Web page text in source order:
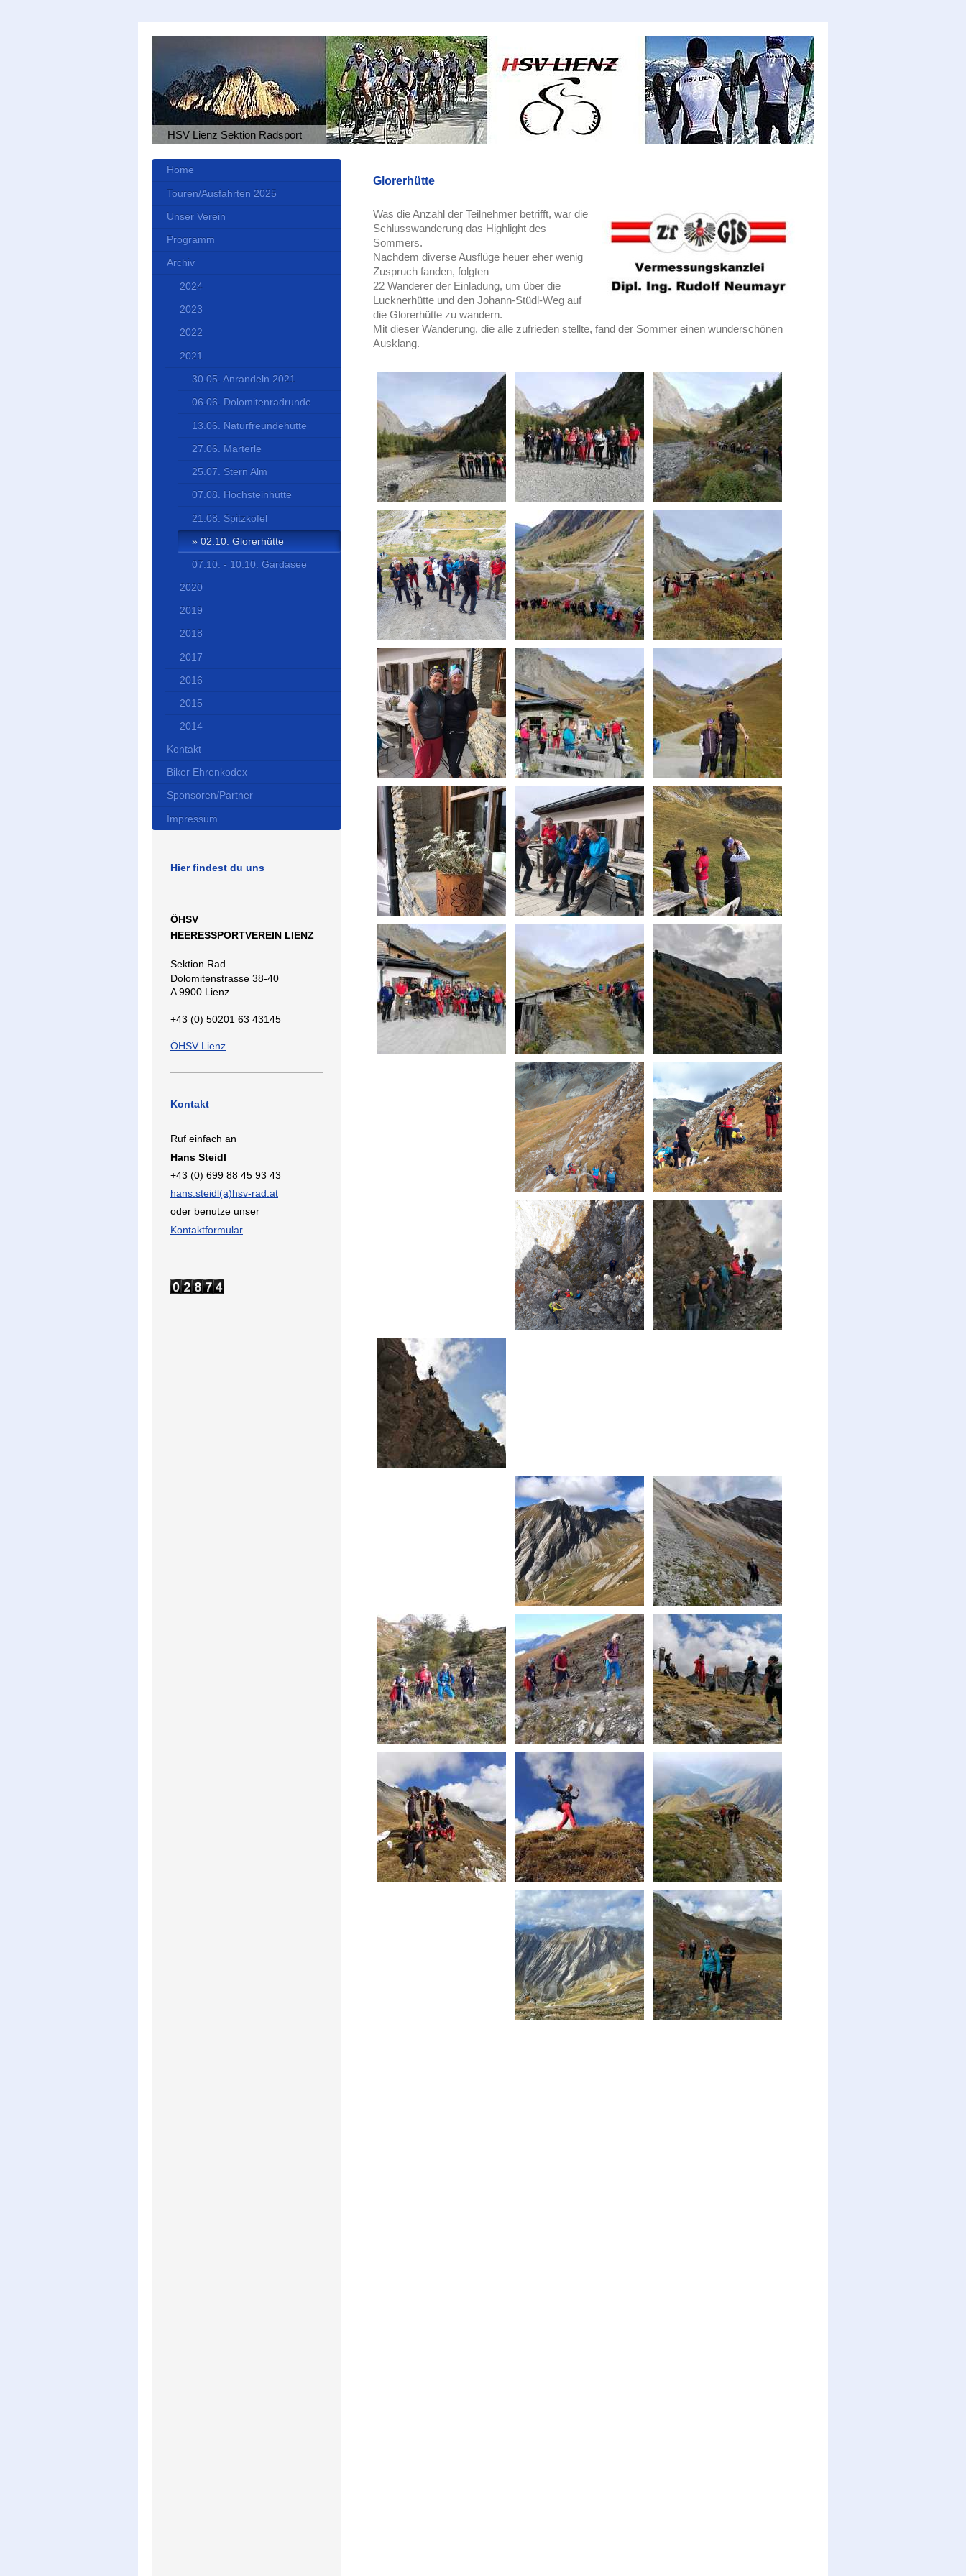
HSV Lienz Sektion Radsport
Glorerhütte
Was die Anzahl der Teilnehmer betrifft, war die
Schlusswanderung das Highlight des
Sommers.
Nachdem diverse Ausflüge heuer eher wenig
Zuspruch fanden, folgten
22 Wanderer der Einladung, um über die
Lucknerhütte und den Johann-Stüdl-Weg auf
die Glorerhütte zu wandern.
Mit dieser Wanderung, die alle zufrieden stellte, fand der Sommer einen wunderschönen
Ausklang.
Home
Touren/Ausfahrten 2025
Unser Verein
Programm
Archiv
2024
2023
2022
2021
30.05. Anrandeln 2021
06.06. Dolomitenradrunde
13.06. Naturfreundehütte
27.06. Marterle
25.07. Stern Alm
07.08. Hochsteinhütte
21.08. Spitzkofel
02.10. Glorerhütte
07.10. - 10.10. Gardasee
2020
2019
2018
2017
2016
2015
2014
Kontakt
Biker Ehrenkodex
Sponsoren/Partner
Impressum
Hier findest du uns
ÖHSV
HEERESSPORTVEREIN LIENZ
Sektion Rad
Dolomitenstrasse 38-40
A 9900 Lienz
+43 (0) 50201 63 43145
ÖHSV Lienz
Kontakt
Ruf einfach an
Hans Steidl
+43 (0) 699 88 45 93 43
hans.steidl(a)hsv-rad.at
oder benutze unser
Kontaktformular